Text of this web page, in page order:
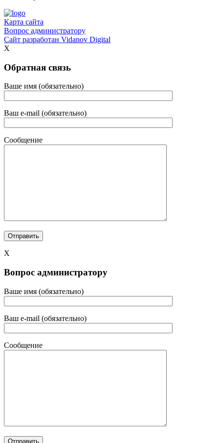
Карта сайта
Вопрос администратору
Сайт разработан Vidanov Digital
X
Обратная связь
Ваше имя (обязательно)
Ваш e-mail (обязательно)
Сообщение
X
Вопрос администратору
Ваше имя (обязательно)
Ваш e-mail (обязательно)
Сообщение